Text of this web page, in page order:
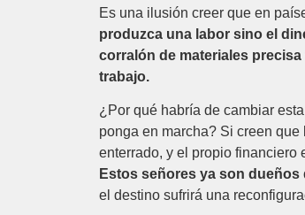
Es una ilusión creer que en
produzca una labor sino el
corralón de materiales
trabajo.
¿Por qué habría de cambiar
ponga en marcha? Si creen
enterrado, y el propio financiero
Estos señores ya son
el destino sufrirá una